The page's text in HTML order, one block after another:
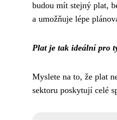
budou mít stejný plat,
a umožňuje lépe
Plat je tak ideální pro
Myslete na to, že plat
sektoru poskytují celé